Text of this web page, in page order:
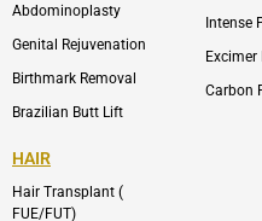
Abdominoplasty
Genital Rejuvenation
Birthmark Removal
Brazilian Butt Lift
Intense
Excimer
Carbon
HAIR
Hair Transplant (
FUE/FUT)